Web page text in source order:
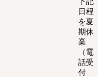
日程
を夏
期休
業
（電
話受
付